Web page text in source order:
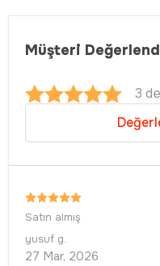
Müşteri
3
Satın almış
yusuf g.
27 Mar, 2026